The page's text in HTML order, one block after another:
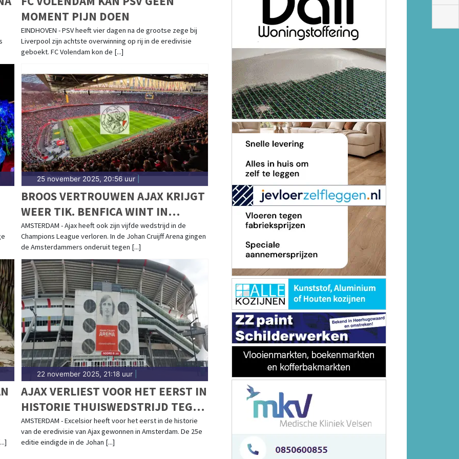
MOMENT PIJN DOEN
EINDHOVEN - PSV heeft vier dagen na de grootse zege bij
Liverpool zijn achtste overwinning op rij in de eredivisie
geboekt. FC Volendam kon de [...]
25 november 2025, 20:56 uur|
BROOS VERTROUWEN AJAX KRIJGT
WEER TIK. BENFICA WINT IN
AMSTERDAM
AMSTERDAM - Ajax heeft ook zijn vijfde wedstrijd in de
Champions League verloren. In de Johan Cruijff Arena gingen
de Amsterdammers onderuit tegen [...]
22 november 2025, 21:18 uur|
AJAX VERLIEST VOOR HET EERST IN
HISTORIE THUISWEDSTRIJD TEGEN
EXCELSIOR
AMSTERDAM - Excelsior heeft voor het eerst in de historie
van de eredivisie van Ajax gewonnen in Amsterdam. De 25e
editie eindigde in de Johan [...]